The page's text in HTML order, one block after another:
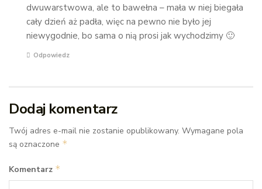
dwuwarstwowa, ale to bawełna – mała w niej biegała
cały dzień aż padła, więc na pewno nie było jej
niewygodnie, bo sama o nią prosi jak wychodzimy 🙂
Odpowiedz
Dodaj komentarz
Twój adres e-mail nie zostanie opublikowany. Wymagane pola
są oznaczone *
Komentarz *